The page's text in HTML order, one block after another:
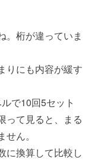
。桁が違っていま
りにも内容が緩す
で10回5セット
って見ると、まる
ん。
に換算して比較し